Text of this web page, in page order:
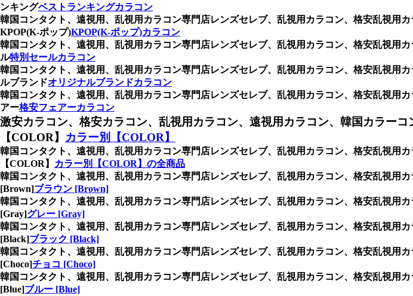
ンキングベストランキングカラコン
韓国コンタクト、遠視用、乱視用カラコン専門店レンズセレブ、乱視用カラコン、格安乱視用
KPOP(K-ポップ)KPOP(K-ポップ)カラコン
韓国コンタクト、遠視用、乱視用カラコン専門店レンズセレブ、乱視用カラコン、格安乱視用
ル特別セールカラコン
韓国コンタクト、遠視用、乱視用カラコン専門店レンズセレブ、乱視用カラコン、格安乱視用
ルブランドオリジナルブランドカラコン
韓国コンタクト、遠視用、乱視用カラコン専門店レンズセレブ、乱視用カラコン、格安乱視用
アー格安フェアーカラコン
激安カラコン、格安カラコン、乱視用カラコン、遠視用カラコン、韓国カラー
【COLOR】 カラー別【COLOR】
韓国コンタクト、遠視用、乱視用カラコン専門店レンズセレブ、乱視用カラコン、格安乱視用
【COLOR】
カラー別【COLOR】の全商品
韓国コンタクト、遠視用、乱視用カラコン専門店レンズセレブ、乱視用カラコン、格安乱視用
[Brown]ブラウン [Brown]
韓国コンタクト、遠視用、乱視用カラコン専門店レンズセレブ、乱視用カラコン、格安乱視用
[Gray]グレー [Gray]
韓国コンタクト、遠視用、乱視用カラコン専門店レンズセレブ、乱視用カラコン、格安乱視用
[Black]ブラック [Black]
韓国コンタクト、遠視用、乱視用カラコン専門店レンズセレブ、乱視用カラコン、格安乱視用
[Choco]チョコ [Choco]
韓国コンタクト、遠視用、乱視用カラコン専門店レンズセレブ、乱視用カラコン、格安乱視用
[Blue]ブルー [Blue]